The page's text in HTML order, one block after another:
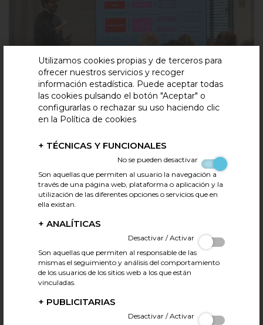
JORNADA TÉCNICA PEPPMAC
Reducir las pérdidas y el desperdicio alimentario es una
prioridad global, en los últimos años, este reto se ha situado
en el centro de la agenda internacional por su impacto en la
salud, la seguridad alimentaria y los costes económicos,
sociales y ambientales. Tanto es así que la Agenda 2030 de
las United Nations incorpora este objetivo como un
La Ley 3/2020 impulsa la elaboración del PEPPMAC (Plan
Estratégico para la Prevención de Pérdidas y Desperdicio
alimentario más sostenible y eficiente.
Utilizamos cookies propias y de terceros para
ofrecer nuestros servicios y recoger
información estadística. Puede aceptar todas
las cookies pulsando el botón "Aceptar" o
configurarlas o rechazar su uso haciendo clic
en la Política de cookies
+ TÉCNICAS Y FUNCIONALES
No se pueden desactivar
Son aquellas que permiten al usuario la navegación a
través de una página web, plataforma o aplicación y la
utilización de las diferentes opciones o servicios que en
ella existan.
+ ANALÍTICAS
Desactivar / Activar
Son aquellas que permiten al responsable de las
mismas el seguimiento y análisis del comportamiento
de los usuarios de los sitios web a los que están
vinculadas.
+ PUBLICITARIAS
Desactivar / Activar